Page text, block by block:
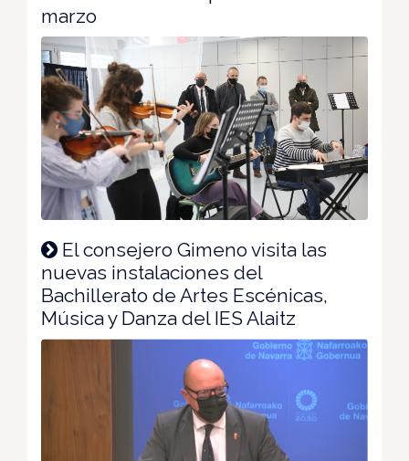
marzo
El consejero Gimeno visita las
nuevas instalaciones del
Bachillerato de Artes Escénicas,
Música y Danza del IES Alaitz